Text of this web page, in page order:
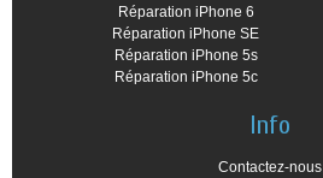
Réparation iPhone 6
Réparation iPhone SE
Réparation iPhone 5s
Réparation iPhone 5c
Info
Contactez-nous